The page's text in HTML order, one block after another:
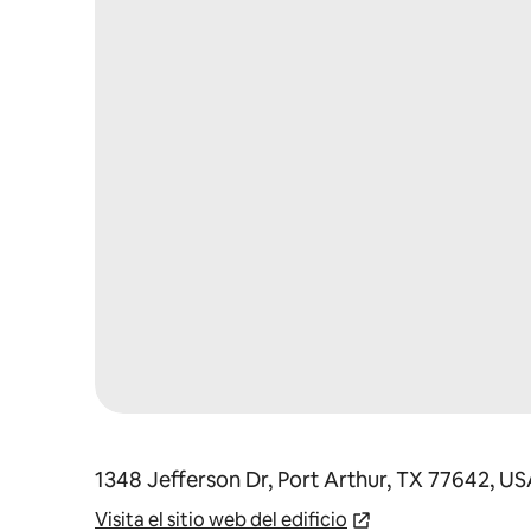
1348 Jefferson Dr, Port Arthur, TX 77642,
Visita el sitio web del edificio